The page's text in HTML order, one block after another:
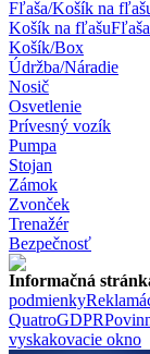
Fľaša/Košík na
Košík na fľašu
Košík/Box
Údržba/Náradie
Nosič
Osvetlenie
Prívesný vozík
Pumpa
Stojan
Zámok
Zvonček
Trenažér
Bezpečnosť
Informačná
podmienky
QuatroGDPR
vyskakovacie okno